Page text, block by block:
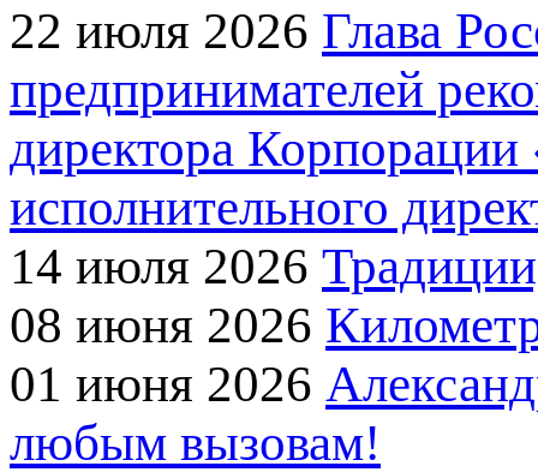
22 июля 2026 Глава
предпринимателей
директора
исполнительного
14 июля 2026
08 июня 2026
01 июня 2026
любым вызовам!